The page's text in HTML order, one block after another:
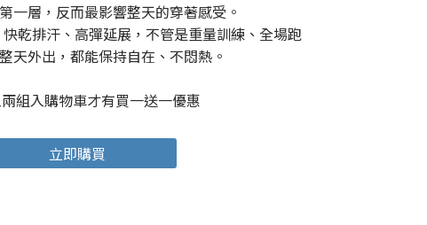
一層，反而最影響整天的穿著感受。
乾排汗、高彈延展，不管是重量訓練、全場跑
天外出，都能保持自在、不悶熱。
組入購物車才有買一送一優惠
立即購買